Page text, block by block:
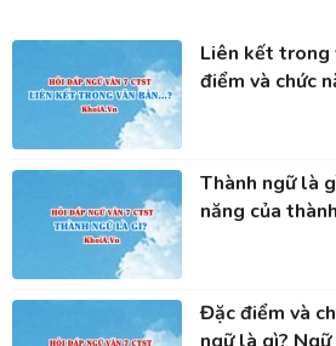
Liên kết trong
điểm và chức
Thành ngữ là
năng của
Đặc điểm và